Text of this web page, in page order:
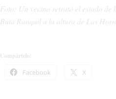
Foto: Un vecino retrató el estado de
Buta Ranquil a la altura de Las
Compártelo:
Facebook X